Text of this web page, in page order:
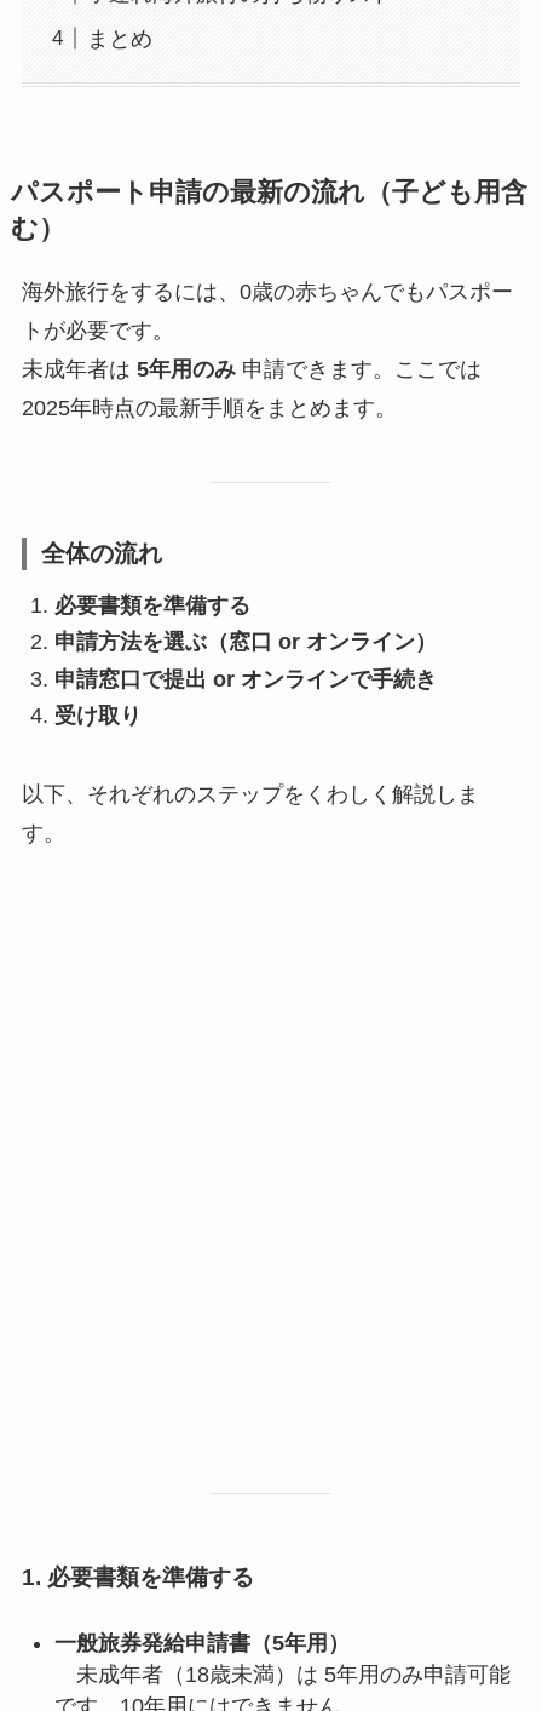
まとめ
パスポート申請の最新の流れ（子ども用含
む）
海外旅行をするには、0歳の赤ちゃんでもパスポー
トが必要です。
未成年者は 5年用のみ申請できます。ここでは
2025年時点の最新手順をまとめます。
全体の流れ
必要書類を準備する
申請方法を選ぶ（窓口 or オンライン）
申請窓口で提出 or オンラインで手続き
受け取り
以下、それぞれのステップをくわしく解説しま
す。
1. 必要書類を準備する
一般旅券発給申請書（5年用）
未成年者（18歳未満）は 5年用のみ申請可能